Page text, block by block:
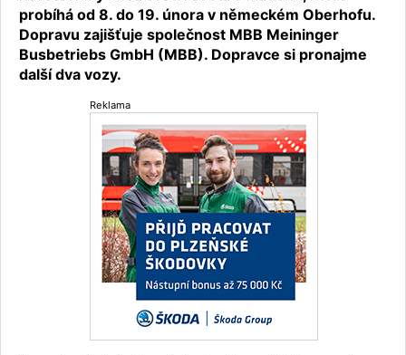
probíhá od 8. do 19. února v německém Oberhofu.
Dopravu zajišťuje společnost MBB Meininger
Busbetriebs GmbH (MBB). Dopravce si pronajme
další dva vozy.
Reklama